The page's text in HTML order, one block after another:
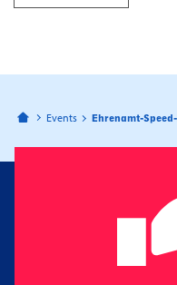
Bahnhofspassagen Potsdam
Events Ehrenamt-